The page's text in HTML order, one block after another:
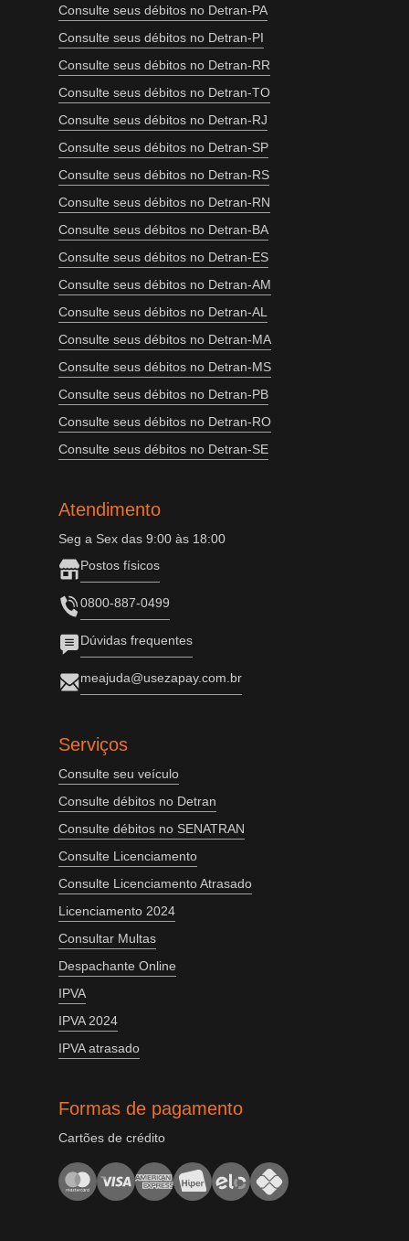
Consulte seus débitos no Detran-PA
Consulte seus débitos no Detran-PI
Consulte seus débitos no Detran-RR
Consulte seus débitos no Detran-TO
Consulte seus débitos no Detran-RJ
Consulte seus débitos no Detran-SP
Consulte seus débitos no Detran-RS
Consulte seus débitos no Detran-RN
Consulte seus débitos no Detran-BA
Consulte seus débitos no Detran-ES
Consulte seus débitos no Detran-AM
Consulte seus débitos no Detran-AL
Consulte seus débitos no Detran-MA
Consulte seus débitos no Detran-MS
Consulte seus débitos no Detran-PB
Consulte seus débitos no Detran-RO
Consulte seus débitos no Detran-SE
Atendimento
Seg a Sex das 9:00 às 18:00
Postos físicos
0800-887-0499
Dúvidas frequentes
meajuda@usezapay.com.br
Serviços
Consulte seu veículo
Consulte débitos no Detran
Consulte débitos no SENATRAN
Consulte Licenciamento
Consulte Licenciamento Atrasado
Licenciamento 2024
Consultar Multas
Despachante Online
IPVA
IPVA 2024
IPVA atrasado
Formas de pagamento
Cartões de crédito